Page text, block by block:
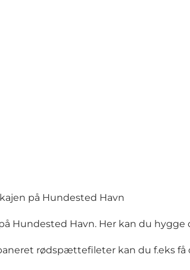
på Hundested Havn
Hundested Havn. Her kan du
rødspættefileter kan du f.eks få